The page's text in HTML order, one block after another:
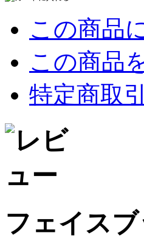
この商品
この商品
特定商取
フェイス